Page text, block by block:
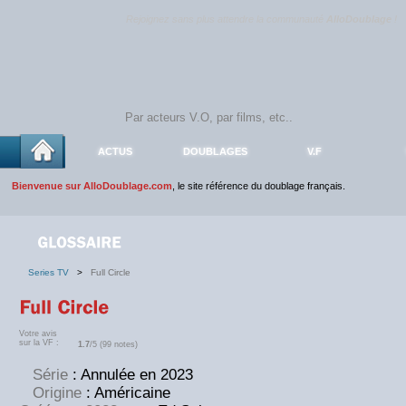
ACTUS DOUBLAGES V.F
Bienvenue sur AlloDoublage.com , le site référence du doublage français.
Series TV > Full Circle
Votre avis
sur la VF :
1.7/5 (99 notes)
Série : Annulée en 2023
Origine : Américaine